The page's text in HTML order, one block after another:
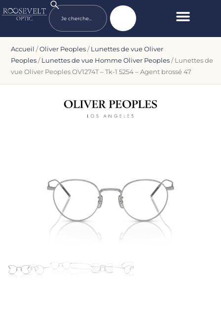
Accueil /Oliver Peoples/Lunettes de vue Oliver
Peoples/Lunettes de vue Homme Oliver Peoples/ Lunettes de
vue Oliver Peoples OV1274T – Tk-1 5254 – Agent brossé 47